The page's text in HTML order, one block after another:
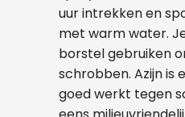
uur intrekken en
met warm water.
borstel gebruiken
schrobben. Azijn is
goed werkt tegen